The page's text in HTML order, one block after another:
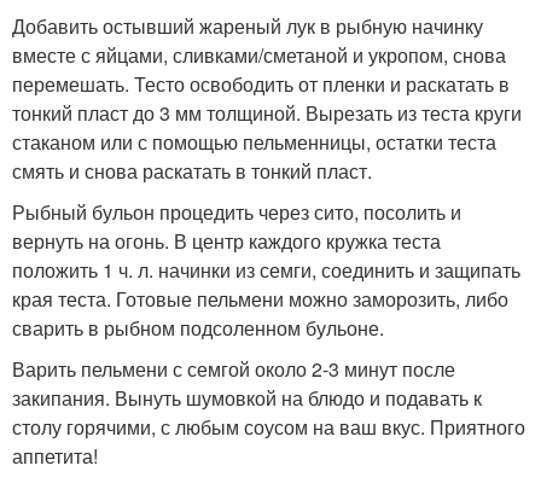
Добавить остывший жареный лук в рыбную начинку
вместе с яйцами, сливками/сметаной и укропом, снова
перемешать. Тесто освободить от пленки и раскатать в
тонкий пласт до 3 мм толщиной. Вырезать из теста круги
стаканом или с помощью пельменницы, остатки теста
смять и снова раскатать в тонкий пласт.
Рыбный бульон процедить через сито, посолить и
вернуть на огонь. В центр каждого кружка теста
положить 1 ч. л. начинки из семги, соединить и защипать
края теста. Готовые пельмени можно заморозить, либо
сварить в рыбном подсоленном бульоне.
Варить пельмени с семгой около 2-3 минут после
закипания. Вынуть шумовкой на блюдо и подавать к
столу горячими, с любым соусом на ваш вкус. Приятного
аппетита!